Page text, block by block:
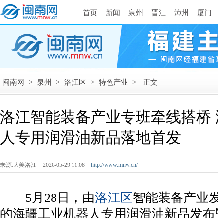
首页 新闻 泉州 晋江 漳州 厦门
闽南网 > 泉州 > 洛江区 > 特色产业 > 正文
洛江智能装备产业专班牵线搭桥
人专用润滑油新品落地首发
来源:大美洛江 2026-05-29 11:08 http://www.mnw.cn/
5月28日，由洛江区智能装备产业
的海疆工业机器人专用润滑油新品发